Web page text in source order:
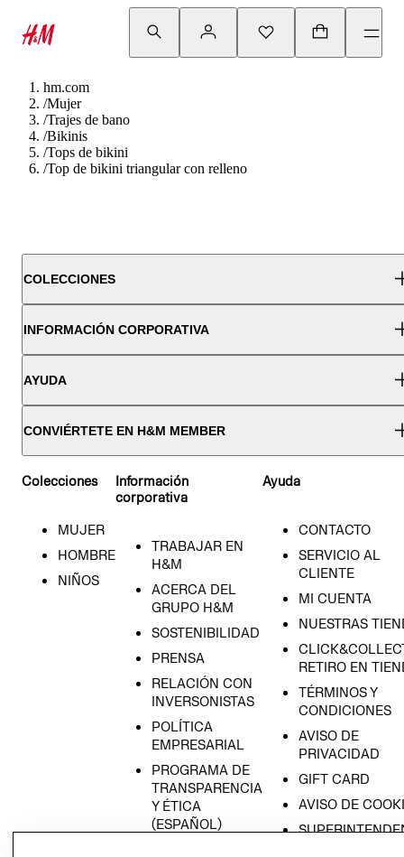
hm.com
/Mujer
/Trajes de bano
/Bikinis
/Tops de bikini
/Top de bikini triangular con relleno
COLECCIONES
INFORMACIÓN CORPORATIVA
AYUDA
CONVIÉRTETE EN H&M MEMBER
Colecciones
MUJER
HOMBRE
NIÑOS
Información
corporativa
TRABAJAR EN
H&M
ACERCA DEL
GRUPO H&M
SOSTENIBILIDAD
PRENSA
RELACIÓN CON
INVERSONISTAS
POLÍTICA
EMPRESARIAL
PROGRAMA DE
TRANSPARENCIA
Y ÉTICA
(ESPAÑOL)
Ayuda
CONTACTO
SERVICIO AL
CLIENTE
MI CUENTA
NUESTRAS
RETIRO EN
TÉRMINOS Y
CONDICIONES
AVISO DE
PRIVACIDAD
GIFT CARD
AVISO DE